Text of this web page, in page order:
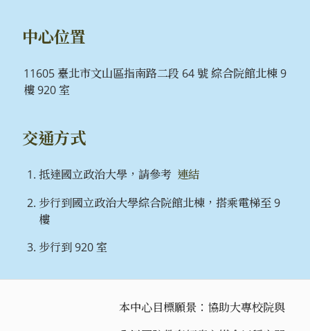
中心位置
11605 臺北市文山區指南路二段 64 號 綜合院館北棟 9
樓 920 室
交通方式
抵達國立政治大學，請參考 連結
步行到國立政治大學綜合院館北棟，搭乘電梯至 9
樓
步行到 920 室
本中心目標願景：協助大專校院與